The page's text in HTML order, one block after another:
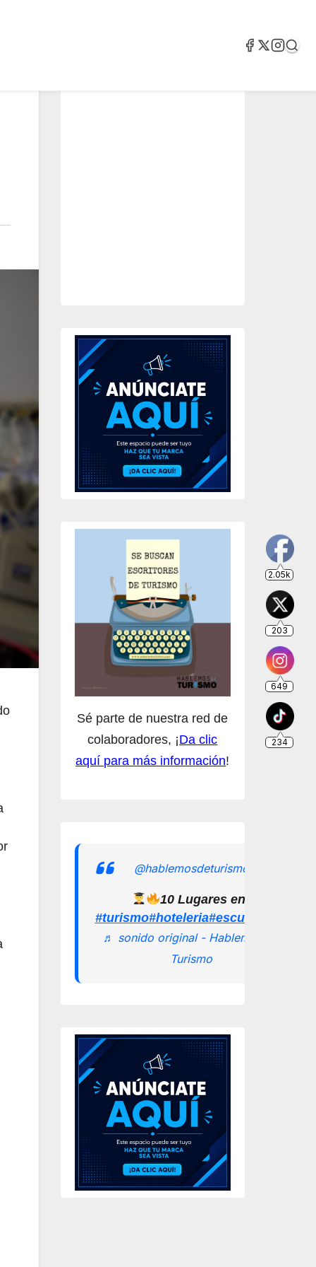
Sé parte de nuestra red de
colaboradores, ¡Da clic
aquí para más información!
@hablemosdeturismomx
10 Lugares en los que
#turismo#hoteleria
♬ sonido original - Hablemos de
Turismo